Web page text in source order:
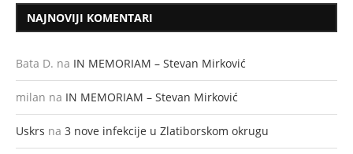
NAJNOVIJI KOMENTARI
Bata D. na IN MEMORIAM – Stevan Mirković
milan na IN MEMORIAM – Stevan Mirković
Uskrs na 3 nove infekcije u Zlatiborskom okrugu